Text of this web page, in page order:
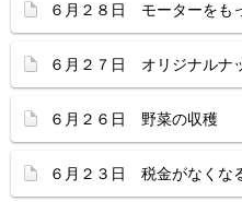
６月２８日 モーターをも
６月２７日 オリジナルナ
６月２６日 野菜の収穫
６月２３日 税金がなくな